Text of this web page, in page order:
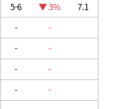
5-6 ▼ 3%
7.1
-
-
-
-
-
-
-
-